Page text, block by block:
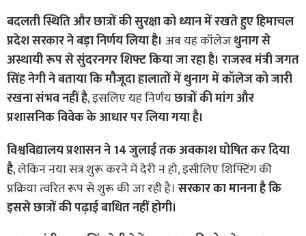
बदलती स्थिति और छात्रों की सुरक्षा को ध्यान में रखते हुए हिमाचल
प्रदेश सरकार ने बड़ा निर्णय लिया है। अब यह कॉलेजथुनाग से
अस्थायी रूप से सुंदरनगर शिफ्ट किया जा रहा है। राजस्व मंत्री जगत
सिंह नेगी ने बताया कि मौजूदा हालातों में थुनाग में कॉलेज को जारी
रखना संभव नहीं है, इसलिए यह निर्णयछात्रों की मांग और
प्रशासनिक विवेक के आधार पर लिया गया है।
विश्वविद्यालय प्रशासन ने 14 जुलाई तक अवकाश घोषित कर दिया
है, लेकिन नया सत्र शुरू करने में देरी न हो, इसीलिए शिफ्टिंग की
प्रक्रिया त्वरित रूप से शुरू की जा रही है। सरकार का मानना है कि
इससे छात्रों की पढ़ाई बाधित नहीं होगी।